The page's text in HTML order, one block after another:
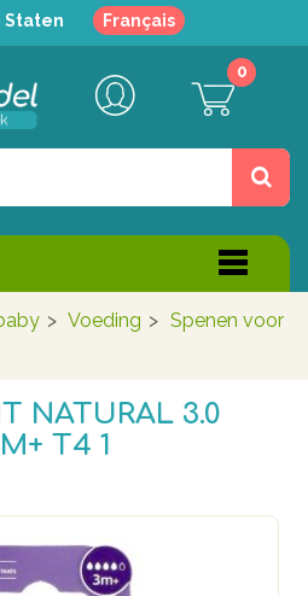
Staten Français
0
> Voeding > Spenen voor
NATURAL 3.0
T4 1